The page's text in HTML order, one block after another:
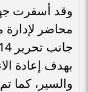
محاضر
بهدف إعادة
والسير، كما